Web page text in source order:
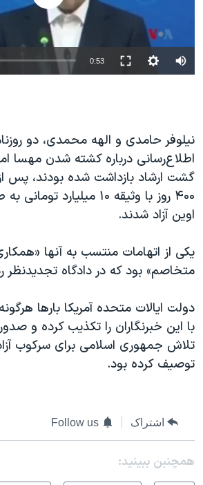
0:53
نیلوفر حامدی و الهه محمدی، دو
اطلاع‌رسانی درباره کشته شدن مهسا
گشت ارشاد بازداشت شده بودند، پس
۴۰۰ روز با وثیقه ۱۰
اوین آزاد شدند.
یکی از اتهامات منتسب به آنها
متخاصم» بود که در دادگاه تجدیدنظر
دولت ایالات متحده آمریکا بارها
با این خبرنگاران را تکذیب کرده و
تلاش جمهوری اسلامی برای سرکوب
توصیف کرده بود.
اشتراک Follow us
همچنبن ببینید: